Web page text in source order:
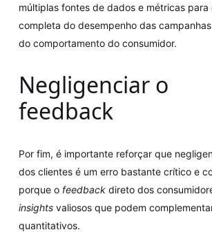
múltiplas fontes de dados e métricas para
completa do desempenho das
do comportamento do consumidor.
Negligenciar o
feedback
Por fim, é importante reforçar que
dos clientes é um erro bastante crítico e
porque o feedback direto dos
insightsvaliosos que podem
quantitativos.